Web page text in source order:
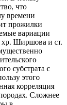
что
времени
прожилки
вариации
хр. Ширшова и ст.
субстрата с
этого
корреляция
Сложнее